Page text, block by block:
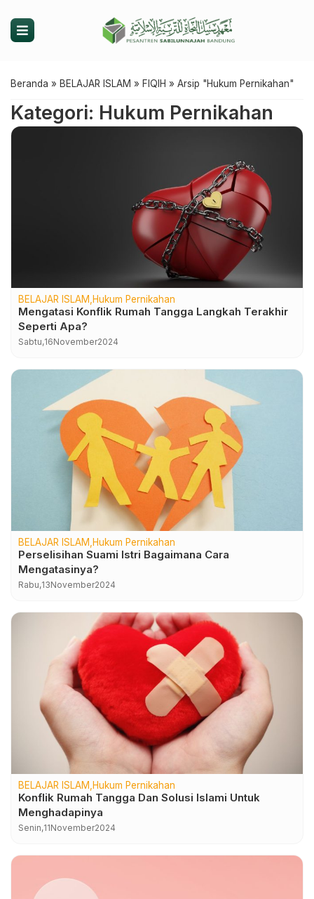
Beranda » BELAJAR ISLAM » FIQIH » Arsip "Hukum Pernikahan"
Kategori: Hukum Pernikahan
BELAJAR ISLAM Hukum Pernikahan
Mengatasi Konflik Rumah Tangga Langkah Terakhir
Seperti Apa?
Sabtu,16November2024
BELAJAR ISLAM Hukum Pernikahan
Perselisihan Suami Istri Bagaimana Cara
Mengatasinya?
Rabu,13November2024
BELAJAR ISLAM Hukum Pernikahan
Konflik Rumah Tangga Dan Solusi Islami Untuk
Menghadapinya
Senin,11November2024